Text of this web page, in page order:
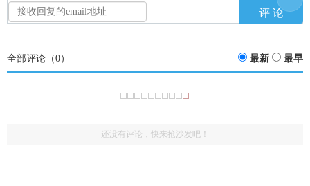
全部评论（0） 最新 最早
还没有评论，快来抢沙发吧！